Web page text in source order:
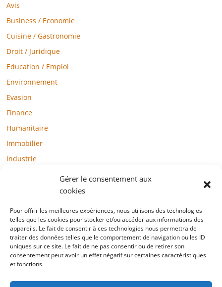
Gérer le consentement aux
cookies
Pour offrir les meilleures expériences, nous utilisons des technologies
telles que les cookies pour stocker et/ou accéder aux informations des
appareils. Le fait de consentir à ces technologies nous permettra de
traiter des données telles que le comportement de navigation ou les ID
uniques sur ce site. Le fait de ne pas consentir ou de retirer son
consentement peut avoir un effet négatif sur certaines caractéristiques
et fonctions.
Avis
Business / Economie
Cuisine / Gastronomie
Droit / Juridique
Education / Emploi
Environnement
Evasion
Finance
Humanitaire
Immobilier
Industrie
Mode / Beauté / Bien-être
Santé
Société
Sports
Technologie / Internet